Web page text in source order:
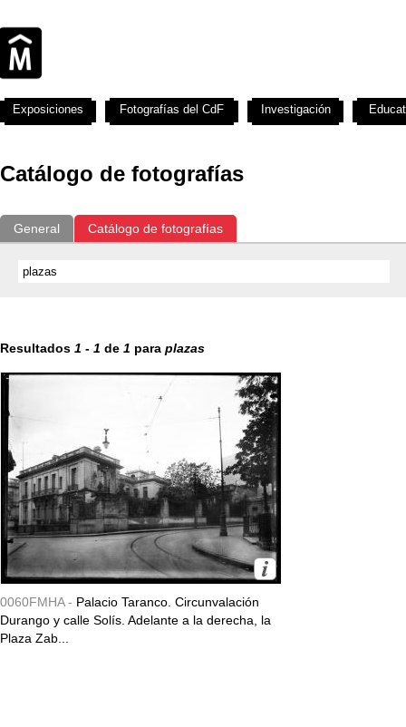
Catálogo de fotografías
General Catálogo de fotografías
Resultados 1 - 1 de 1 para plazas
0060FMHA - Palacio Taranco. Circunvalación
Durango y calle Solís. Adelante a la derecha, la
Plaza Zab...
Exposiciones Fotografías del CdF Investigación